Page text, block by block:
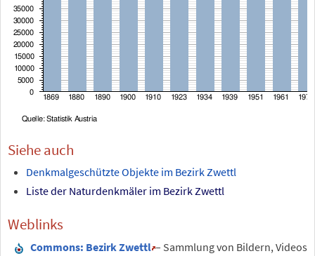
Siehe auch
Denkmalgeschützte Objekte im Bezirk Zwettl
Liste der Naturdenkmäler im Bezirk Zwettl
Weblinks
Commons: Bezirk Zwettl – Sammlung von Bildern, Videos